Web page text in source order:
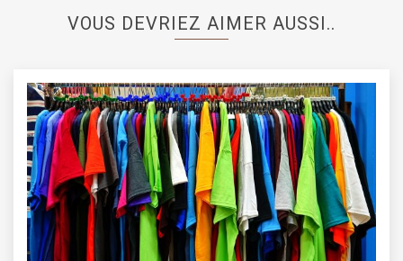
VOUS DEVRIEZ AIMER AUSSI..